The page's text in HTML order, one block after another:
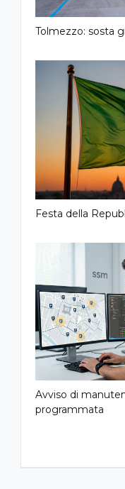
Tolmezzo: sosta
Festa della
Avviso di
programmata